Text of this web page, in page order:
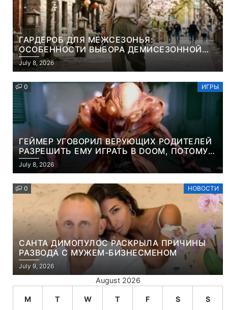
ГАРДЕРОБ ДЛЯ МЕЖСЕЗОНЬЯ:
ОСОБЕННОСТИ ВЫБОРА ДЕМИСЕЗОННОЙ
ПАРКИ И ЭЛЕГАНТНОГО ЖЕНСКОГО ПЛАЩА
July 8, 2026
0 ИГРЫ
ГЕЙМЕР УГОВОРИЛ ВЕРУЮЩИХ РОДИТЕЛЕЙ
РАЗРЕШИТЬ ЕМУ ИГРАТЬ В DOOM, ПОТОМУ
ЧТО ЭТО ХРИСТИАНСКАЯ ИГРА ПРО
УБИЙСТВО ДЕМОНОВ
July 8, 2026
0 НОВОСТИ
САНТА ДИМОПУЛОС РАСКРЫЛА ПРИЧИНЫ
РАЗВОДА С МУЖЕМ-БИЗНЕСМЕНОМ
July 9, 2026
August 2026
M T W T F S S